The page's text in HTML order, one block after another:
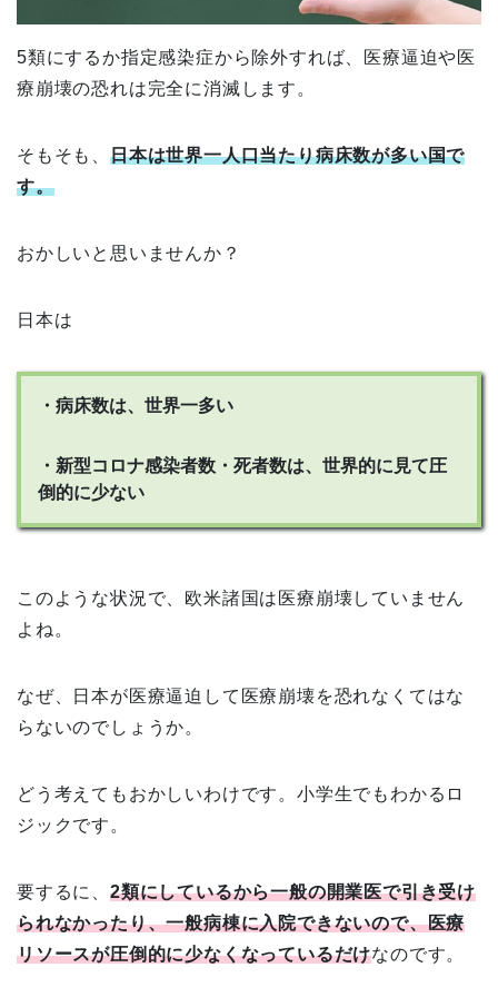
5類にするか指定感染症から除外すれば、医療逼迫や医
療崩壊の恐れは完全に消滅します。
そもそも、 日本は世界一人口当たり病床数が多い国で
す。
おかしいと思いませんか？
日本は
・病床数は、世界一多い
・新型コロナ感染者数・死者数は、世界的に見て圧
倒的に少ない
このような状況で、欧米諸国は医療崩壊していません
よね。
なぜ、日本が医療逼迫して医療崩壊を恐れなくてはな
らないのでしょうか。
どう考えてもおかしいわけです。小学生でもわかるロ
ジックです。
要するに、 2類にしているから一般の開業医で引き受け
られなかったり、一般病棟に入院できないので、医療
リソースが圧倒的に少なくなっているだけなのです。